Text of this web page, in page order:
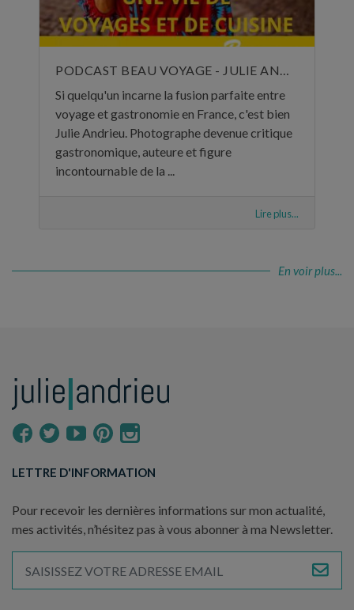
PODCAST BEAU VOYAGE - JULIE ANDRIEU, UNE VIE DE VOYAGES ET DE CUISINE - 5 NOVEMBRE 2024
Si quelqu'un incarne la fusion parfaite entre
voyage et gastronomie en France, c'est bien
Julie Andrieu. Photographe devenue critique
gastronomique, auteure et figure
incontournable de la ...
Lire plus...
En voir plus...
LETTRE D'INFORMATION
Pour recevoir les dernières informations sur mon actualité,
mes activités, n’hésitez pas à vous abonner à ma Newsletter.